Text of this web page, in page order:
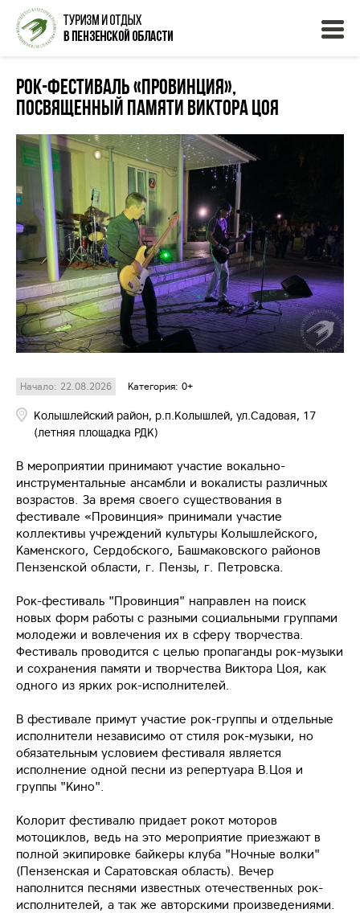
Рок-фестиваль «Провинция»,
посвященный памяти Виктора Цоя
Начало: 22.08.2026 Категория: 0+
Колышлейский район, р.п.Колышлей, ул.Садовая, 17
(летняя площадка РДК)
В мероприятии принимают участие вокально-
инструментальные ансамбли и вокалисты различных
возрастов. За время своего существования в
фестивале «Провинция» принимали участие
коллективы учреждений культуры Колышлейского,
Каменского, Сердобского, Башмаковского районов
Пензенской области, г. Пензы, г. Петровска.
Рок-фестиваль "Провинция" направлен на поиск
новых форм работы с разными социальными группами
молодежи и вовлечения их в сферу творчества.
Фестиваль проводится с целью пропаганды рок-музыки
и сохранения памяти и творчества Виктора Цоя, как
одного из ярких рок-исполнителей.
В фестивале примут участие рок-группы и отдельные
исполнители независимо от стиля рок-музыки, но
обязательным условием фестиваля является
исполнение одной песни из репертуара В.Цоя и
группы "Кино".
Колорит фестивалю придает рокот моторов
мотоциклов, ведь на это мероприятие приезжают в
полной экипировке байкеры клуба "Ночные волки"
(Пензенская и Саратовская область). Вечер
наполнится песнями известных отечественных рок-
исполнителей, а так же авторскими произведениями.